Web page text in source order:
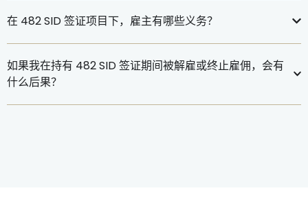
在 482 SID 签证项目下，雇主有哪些义务？
如果我在持有 482 SID 签证期间被解雇或终止雇佣，会有
什么后果？